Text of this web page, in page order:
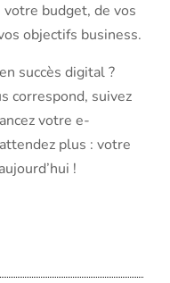
budget, de vos
objectifs business.
succès digital ?
correspond, suivez
votre e-
plus : votre
!